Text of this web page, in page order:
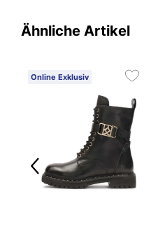
Ähnliche Artikel
Online Exklusiv